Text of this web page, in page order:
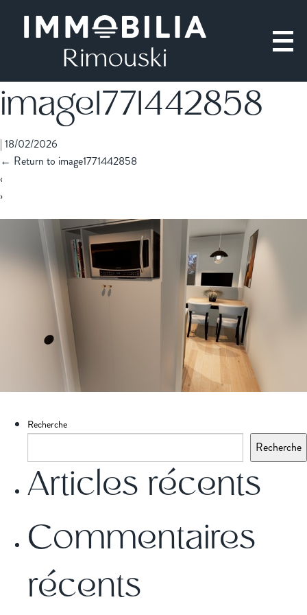
image1771442858
| 18/02/2026
← Return to image1771442858
‹
›
Recherche
Recherche
Articles récents
Commentaires
récents